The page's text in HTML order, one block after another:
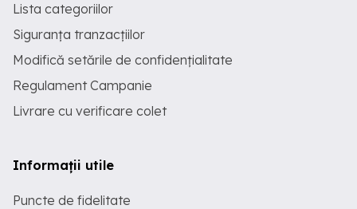
Lista categoriilor
Siguranța tranzacțiilor
Modifică setările de confidențialitate
Regulament Campanie
Livrare cu verificare colet
Informații utile
Puncte de fidelitate